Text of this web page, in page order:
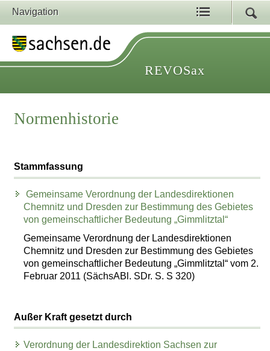
Navigation
REVOSax
Normenhistorie
Stammfassung
Gemeinsame Verordnung der Landesdirektionen
Chemnitz und Dresden zur Bestimmung des Gebietes
von gemeinschaftlicher Bedeutung „Gimmlitztal“
Gemeinsame Verordnung der Landesdirektionen
Chemnitz und Dresden zur Bestimmung des Gebietes
von gemeinschaftlicher Bedeutung „Gimmlitztal“ vom 2.
Februar 2011 (SächsABl. SDr. S. S 320)
Außer Kraft gesetzt durch
Verordnung der Landesdirektion Sachsen zur